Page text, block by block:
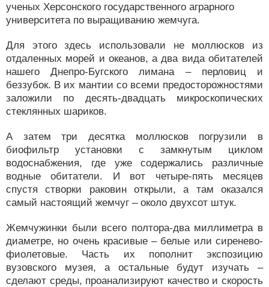
ученых Херсонского государственного аграрного
университета по выращиванию жемчуга.
Для этого здесь использовали не моллюсков из
отдаленных морей и океанов, а два вида обитателей
нашего Днепро-Бугского лимана – перловиц и
беззубок. В их мантии со всеми предосторожностями
заложили по десять-двадцать микроскопических
стеклянных шариков.
А затем три десятка моллюсков погрузили в
биофильтр установки с замкнутым циклом
водоснабжения, где уже содержались различные
водные обитатели. И вот четыре-пять месяцев
спустя створки раковин открыли, а там оказался
самый настоящий жемчуг – около двухсот штук.
Жемчужинки были всего полтора-два миллиметра в
диаметре, но очень красивые – белые или сиренево-
фиолетовые. Часть их пополнит экспозицию
вузовского музея, а остальные будут изучать –
сделают среды, проанализируют качество и скорость